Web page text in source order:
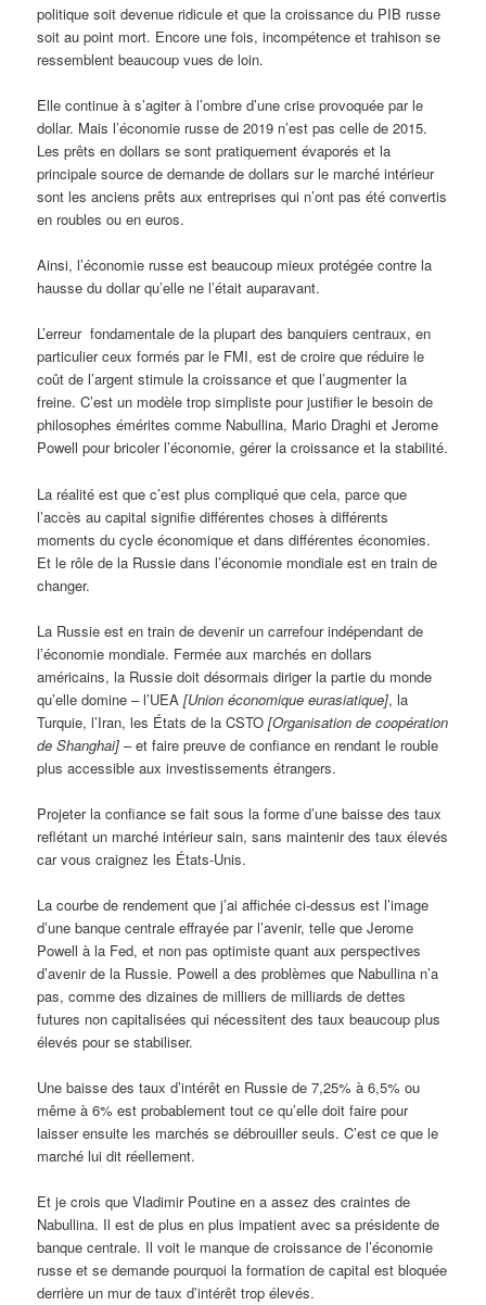
politique soit devenue ridicule et que la croissance du PIB russe
soit au point mort. Encore une fois, incompétence et trahison se
ressemblent beaucoup vues de loin.
Elle continue à s’agiter à l’ombre d’une crise provoquée par le
dollar. Mais l’économie russe de 2019 n’est pas celle de 2015.
Les prêts en dollars se sont pratiquement évaporés et la
principale source de demande de dollars sur le marché intérieur
sont les anciens prêts aux entreprises qui n’ont pas été convertis
en roubles ou en euros.
Ainsi, l’économie russe est beaucoup mieux protégée contre la
hausse du dollar qu’elle ne l’était auparavant.
L’erreur fondamentale de la plupart des banquiers centraux, en
particulier ceux formés par le FMI, est de croire que réduire le
coût de l’argent stimule la croissance et que l’augmenter la
freine. C’est un modèle trop simpliste pour justifier le besoin de
philosophes émérites comme Nabullina, Mario Draghi et Jerome
Powell pour bricoler l’économie, gérer la croissance et la stabilité.
La réalité est que c’est plus compliqué que cela, parce que
l’accès au capital signifie différentes choses à différents
moments du cycle économique et dans différentes économies.
Et le rôle de la Russie dans l’économie mondiale est en train de
changer.
La Russie est en train de devenir un carrefour indépendant de
l’économie mondiale. Fermée aux marchés en dollars
américains, la Russie doit désormais diriger la partie du monde
qu’elle domine – l’UEA[Union économique eurasiatique], la
Turquie, l’Iran, les États de la CSTO[Organisation de coopération
de Shanghai]– et faire preuve de confiance en rendant le rouble
plus accessible aux investissements étrangers.
Projeter la confiance se fait sous la forme d’une baisse des taux
reflétant un marché intérieur sain, sans maintenir des taux élevés
car vous craignez les États-Unis.
La courbe de rendement que j’ai affichée ci-dessus est l’image
d’une banque centrale effrayée par l’avenir, telle que Jerome
Powell à la Fed, et non pas optimiste quant aux perspectives
d’avenir de la Russie. Powell a des problèmes que Nabullina n’a
pas, comme des dizaines de milliers de milliards de dettes
futures non capitalisées qui nécessitent des taux beaucoup plus
élevés pour se stabiliser.
Une baisse des taux d’intérêt en Russie de 7,25% à 6,5% ou
même à 6% est probablement tout ce qu’elle doit faire pour
laisser ensuite les marchés se débrouiller seuls. C’est ce que le
marché lui dit réellement.
Et je crois que Vladimir Poutine en a assez des craintes de
Nabullina. Il est de plus en plus impatient avec sa présidente de
banque centrale. Il voit le manque de croissance de l’économie
russe et se demande pourquoi la formation de capital est bloquée
derrière un mur de taux d’intérêt trop élevés.